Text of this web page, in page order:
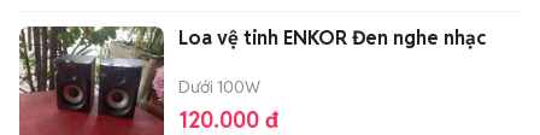
Loa vệ tinh ENKOR Đen nghe nhạc
Dưới 100W
120.000 đ